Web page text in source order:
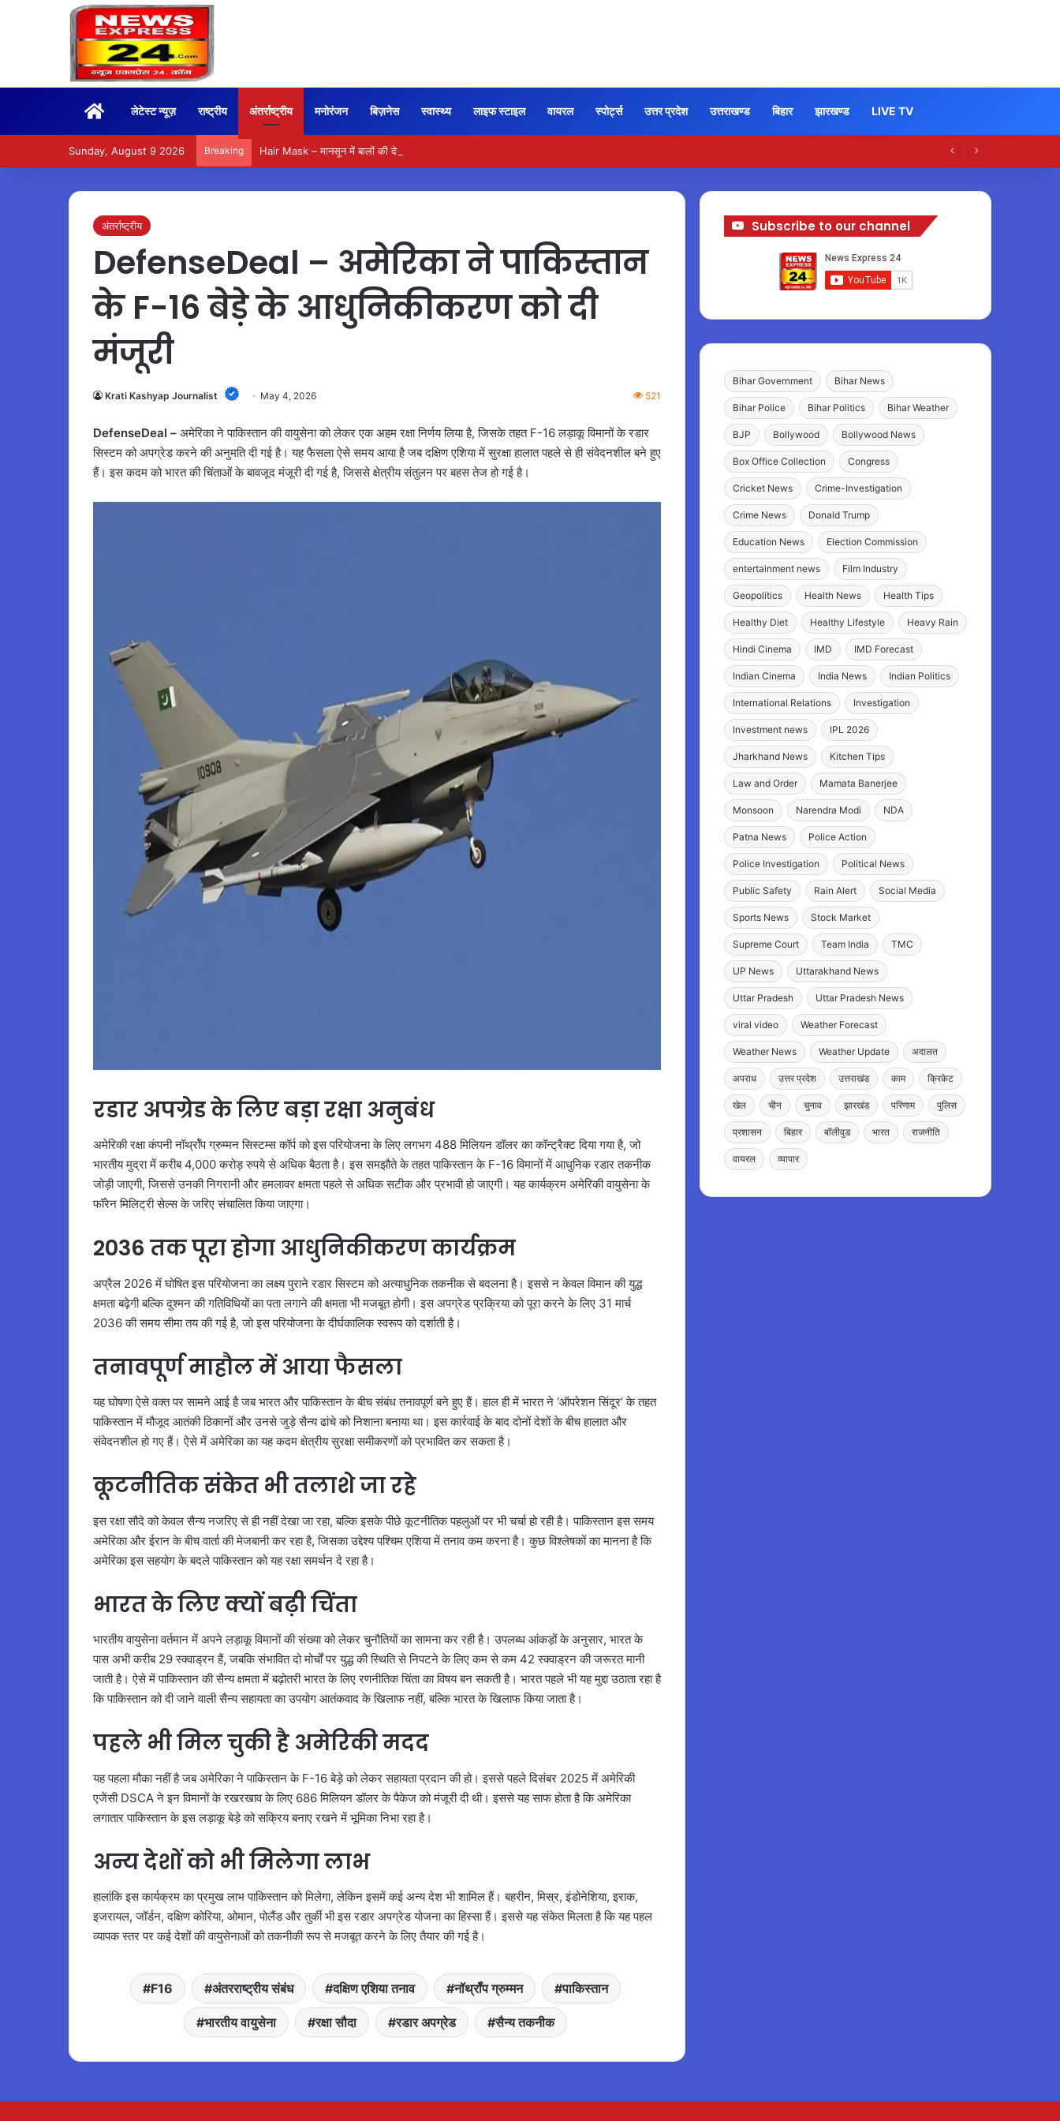
Homeलेटेस्ट न्यूज़ राष्ट्रीय अंतर्राष्ट्रीय मनोरंजन बिज़नेस स्वास्थ्य लाइफ स्टाइल वायरल स्पोर्ट्स उत्तर प्रदेश उत्तराखण्ड बिहार झारखण्ड LIVE TV
Sunday, August 9 2026 Breaking Hair Mask – मानसून में बालों की देखभाल के लिए आजमाएं अंडे का मास्क
अंतर्राष्ट्रीय
DefenseDeal – अमेरिका ने पाकिस्तान
के F-16 बेड़े के आधुनिकीकरण को दी
मंजूरी
Krati Kashyap Journalist May 4, 2026 521
DefenseDeal – अमेरिका ने पाकिस्तान की वायुसेना को लेकर एक अहम रक्षा निर्णय लिया है, जिसके तहत F-16 लड़ाकू विमानों के रडार
सिस्टम को अपग्रेड करने की अनुमति दी गई है। यह फैसला ऐसे समय आया है जब दक्षिण एशिया में सुरक्षा हालात पहले से ही संवेदनशील बने हुए
हैं। इस कदम को भारत की चिंताओं के बावजूद मंजूरी दी गई है, जिससे क्षेत्रीय संतुलन पर बहस तेज हो गई है।
रडार अपग्रेड के लिए बड़ा रक्षा अनुबंध
अमेरिकी रक्षा कंपनी नॉर्थ्रॉप ग्रुम्मन सिस्टम्स कॉर्प को इस परियोजना के लिए लगभग 488 मिलियन डॉलर का कॉन्ट्रैक्ट दिया गया है, जो
भारतीय मुद्रा में करीब 4,000 करोड़ रुपये से अधिक बैठता है। इस समझौते के तहत पाकिस्तान के F-16 विमानों में आधुनिक रडार तकनीक
जोड़ी जाएगी, जिससे उनकी निगरानी और हमलावर क्षमता पहले से अधिक सटीक और प्रभावी हो जाएगी। यह कार्यक्रम अमेरिकी वायुसेना के
फॉरेन मिलिट्री सेल्स के जरिए संचालित किया जाएगा।
2036 तक पूरा होगा आधुनिकीकरण कार्यक्रम
अप्रैल 2026 में घोषित इस परियोजना का लक्ष्य पुराने रडार सिस्टम को अत्याधुनिक तकनीक से बदलना है। इससे न केवल विमान की युद्ध
क्षमता बढ़ेगी बल्कि दुश्मन की गतिविधियों का पता लगाने की क्षमता भी मजबूत होगी। इस अपग्रेड प्रक्रिया को पूरा करने के लिए 31 मार्च
2036 की समय सीमा तय की गई है, जो इस परियोजना के दीर्घकालिक स्वरूप को दर्शाती है।
तनावपूर्ण माहौल में आया फैसला
यह घोषणा ऐसे वक्त पर सामने आई है जब भारत और पाकिस्तान के बीच संबंध तनावपूर्ण बने हुए हैं। हाल ही में भारत ने ‘ऑपरेशन सिंदूर’ के तहत
पाकिस्तान में मौजूद आतंकी ठिकानों और उनसे जुड़े सैन्य ढांचे को निशाना बनाया था। इस कार्रवाई के बाद दोनों देशों के बीच हालात और
संवेदनशील हो गए हैं। ऐसे में अमेरिका का यह कदम क्षेत्रीय सुरक्षा समीकरणों को प्रभावित कर सकता है।
कूटनीतिक संकेत भी तलाशे जा रहे
इस रक्षा सौदे को केवल सैन्य नजरिए से ही नहीं देखा जा रहा, बल्कि इसके पीछे कूटनीतिक पहलुओं पर भी चर्चा हो रही है। पाकिस्तान इस समय
अमेरिका और ईरान के बीच वार्ता की मेजबानी कर रहा है, जिसका उद्देश्य पश्चिम एशिया में तनाव कम करना है। कुछ विश्लेषकों का मानना है कि
अमेरिका इस सहयोग के बदले पाकिस्तान को यह रक्षा समर्थन दे रहा है।
भारत के लिए क्यों बढ़ी चिंता
भारतीय वायुसेना वर्तमान में अपने लड़ाकू विमानों की संख्या को लेकर चुनौतियों का सामना कर रही है। उपलब्ध आंकड़ों के अनुसार, भारत के
पास अभी करीब 29 स्क्वाड्रन हैं, जबकि संभावित दो मोर्चों पर युद्ध की स्थिति से निपटने के लिए कम से कम 42 स्क्वाड्रन की जरूरत मानी
जाती है। ऐसे में पाकिस्तान की सैन्य क्षमता में बढ़ोतरी भारत के लिए रणनीतिक चिंता का विषय बन सकती है। भारत पहले भी यह मुद्दा उठाता रहा है
कि पाकिस्तान को दी जाने वाली सैन्य सहायता का उपयोग आतंकवाद के खिलाफ नहीं, बल्कि भारत के खिलाफ किया जाता है।
पहले भी मिल चुकी है अमेरिकी मदद
यह पहला मौका नहीं है जब अमेरिका ने पाकिस्तान के F-16 बेड़े को लेकर सहायता प्रदान की हो। इससे पहले दिसंबर 2025 में अमेरिकी
एजेंसी DSCA ने इन विमानों के रखरखाव के लिए 686 मिलियन डॉलर के पैकेज को मंजूरी दी थी। इससे यह साफ होता है कि अमेरिका
लगातार पाकिस्तान के इस लड़ाकू बेड़े को सक्रिय बनाए रखने में भूमिका निभा रहा है।
अन्य देशों को भी मिलेगा लाभ
हालांकि इस कार्यक्रम का प्रमुख लाभ पाकिस्तान को मिलेगा, लेकिन इसमें कई अन्य देश भी शामिल हैं। बहरीन, मिस्र, इंडोनेशिया, इराक,
इजरायल, जॉर्डन, दक्षिण कोरिया, ओमान, पोलैंड और तुर्की भी इस रडार अपग्रेड योजना का हिस्सा हैं। इससे यह संकेत मिलता है कि यह पहल
व्यापक स्तर पर कई देशों की वायुसेनाओं को तकनीकी रूप से मजबूत करने के लिए तैयार की गई है।
F16 अंतरराष्ट्रीय संबंध दक्षिण एशिया तनाव नॉर्थ्रॉप ग्रुम्मन पाकिस्तान
भारतीय वायुसेना रक्षा सौदा रडार अपग्रेड सैन्य तकनीक
Subscribe to our channel
Bihar Government Bihar News
Bihar Police Bihar Politics Bihar Weather
BJP Bollywood Bollywood News
Box Office Collection Congress
Cricket News Crime-Investigation
Crime News Donald Trump
Education News Election Commission
entertainment news Film Industry
Geopolitics Health News Health Tips
Healthy Diet Healthy Lifestyle Heavy Rain
Hindi Cinema IMD IMD Forecast
Indian Cinema India News Indian Politics
International Relations Investigation
Investment news IPL 2026
Jharkhand News Kitchen Tips
Law and Order Mamata Banerjee
Monsoon Narendra Modi NDA
Patna News Police Action
Police Investigation Political News
Public Safety Rain Alert Social Media
Sports News Stock Market
Supreme Court Team India TMC
UP News Uttarakhand News
Uttar Pradesh Uttar Pradesh News
viral video Weather Forecast
Weather News Weather Update अदालत
अपराध उत्तर प्रदेश उत्तराखंड काम क्रिकेट
खेल चीन चुनाव झारखंड परिणाम पुलिस
प्रशासन बिहार बॉलीवुड भारत राजनीति
वायरल व्यापार